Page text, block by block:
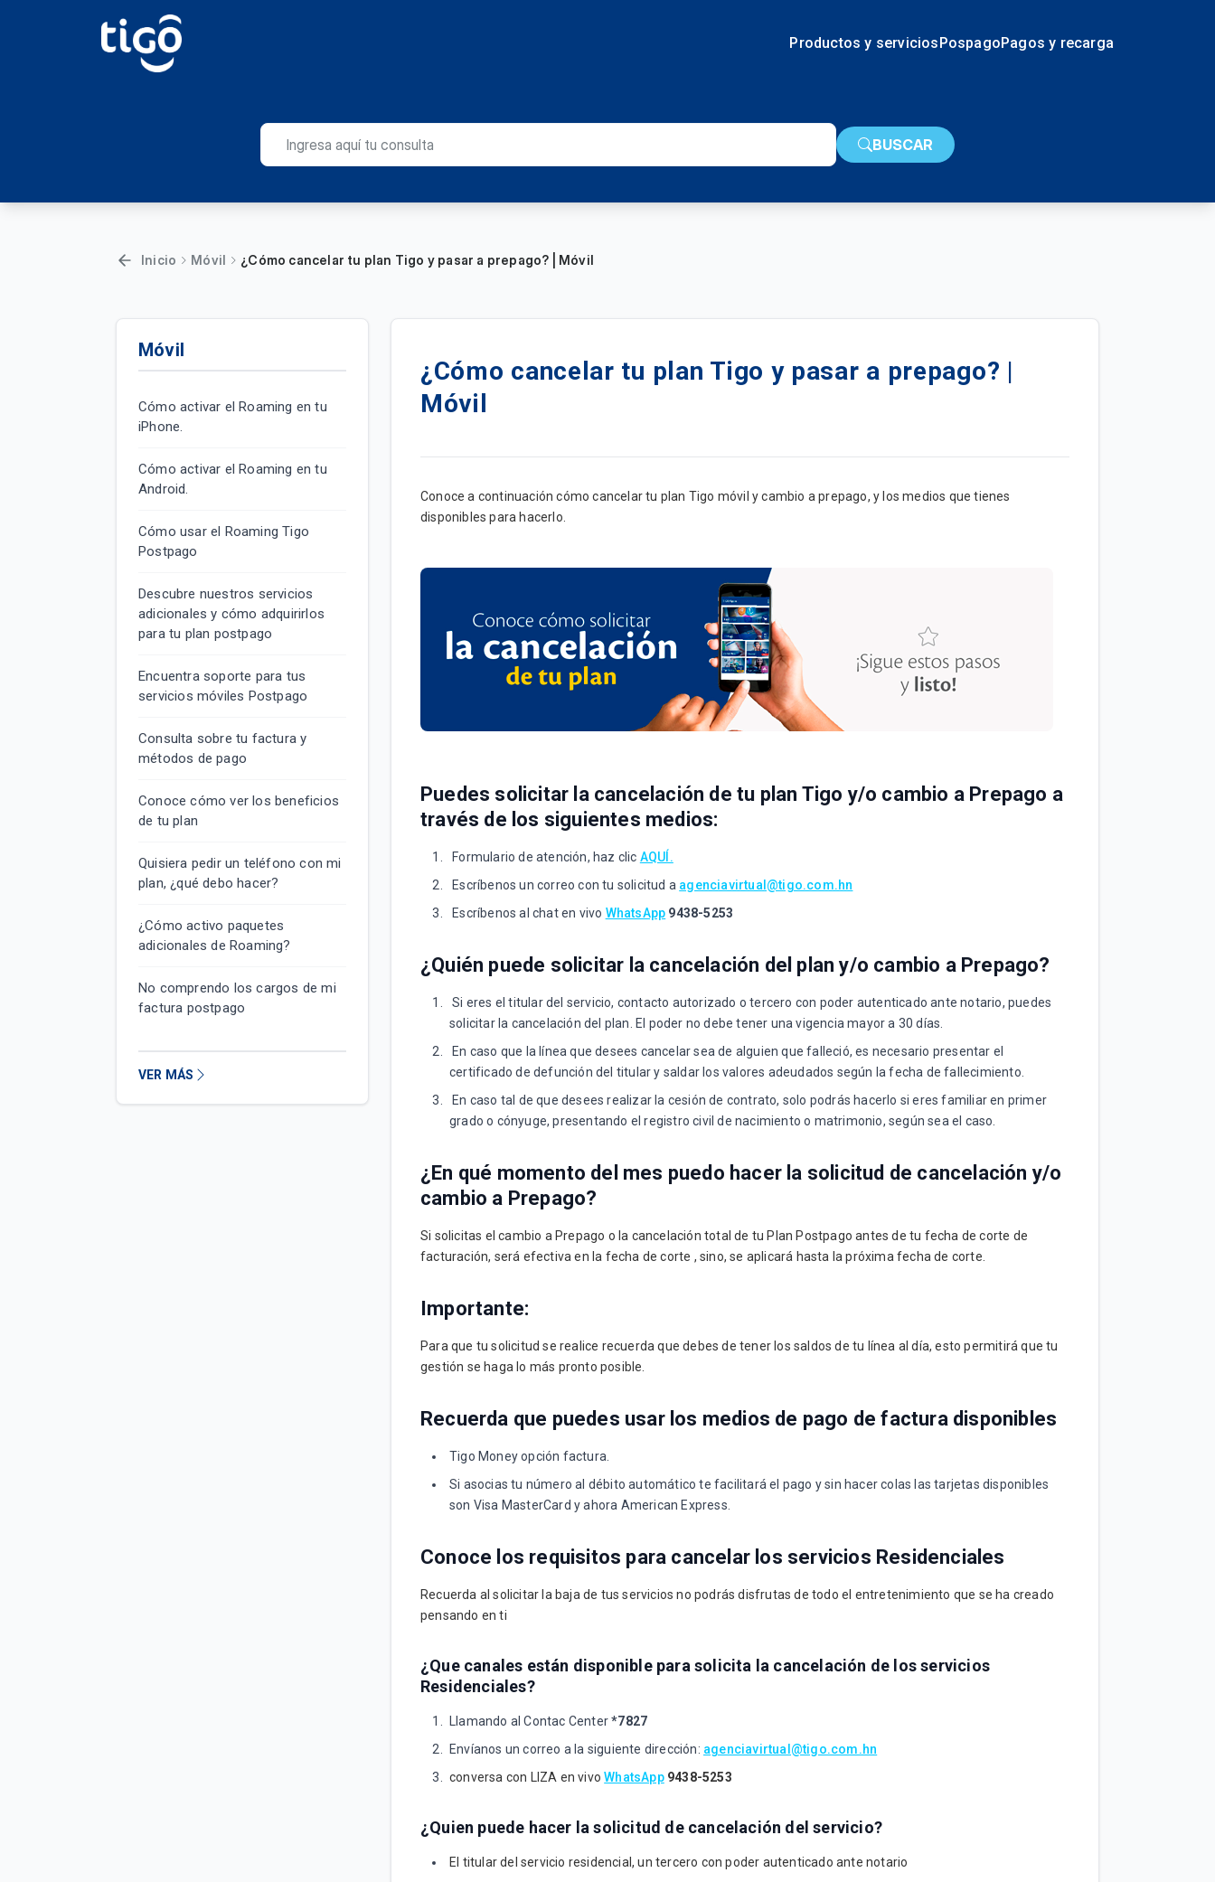
Productos y serviciosPospagoPagos y recarga
BUSCAR
Inicio Móvil ¿Cómo cancelar tu plan Tigo y pasar a prepago? | Móvil
Móvil
Cómo activar el Roaming en tu
iPhone.
Cómo activar el Roaming en tu
Android.
Cómo usar el Roaming Tigo
Postpago
Descubre nuestros servicios
adicionales y cómo adquirirlos
para tu plan postpago
Encuentra soporte para tus
servicios móviles Postpago
Consulta sobre tu factura y
métodos de pago
Conoce cómo ver los beneficios
de tu plan
Quisiera pedir un teléfono con mi
plan, ¿qué debo hacer?
¿Cómo activo paquetes
adicionales de Roaming?
No comprendo los cargos de mi
factura postpago
VER MÁS
¿Cómo cancelar tu plan Tigo y pasar a prepago? |
Móvil
Conoce a continuación cómo cancelar tu plan Tigo móvil y cambio a prepago, y los medios que tienes
disponibles para hacerlo.
Puedes solicitar la cancelación de tu plan Tigo y/o cambio a Prepago a
través de los siguientes medios:
Formulario de atención, haz clic AQUÍ.
Escríbenos un correo con tu solicitud a agenciavirtual@tigo.com.hn
Escríbenos al chat en vivo WhatsApp 9438-5253
¿Quién puede solicitar la cancelación del plan y/o cambio a Prepago?
Si eres el titular del servicio, contacto autorizado o tercero con poder autenticado ante notario, puedes
solicitar la cancelación del plan. El poder no debe tener una vigencia mayor a 30 días.
En caso que la línea que desees cancelar sea de alguien que falleció, es necesario presentar el
certificado de defunción del titular y saldar los valores adeudados según la fecha de fallecimiento.
En caso tal de que desees realizar la cesión de contrato, solo podrás hacerlo si eres familiar en primer
grado o cónyuge, presentando el registro civil de nacimiento o matrimonio, según sea el caso.
¿En qué momento del mes puedo hacer la solicitud de cancelación y/o
cambio a Prepago?
Si solicitas el cambio a Prepago o la cancelación total de tu Plan Postpago antes de tu fecha de corte de
facturación, será efectiva en la fecha de corte , sino, se aplicará hasta la próxima fecha de corte.
Importante:
Para que tu solicitud se realice recuerda que debes de tener los saldos de tu línea al día, esto permitirá que tu
gestión se haga lo más pronto posible.
Recuerda que puedes usar los medios de pago de factura disponibles
Tigo Money opción factura.
Si asocias tu número al débito automático te facilitará el pago y sin hacer colas las tarjetas disponibles
son Visa MasterCard y ahora American Express.
Conoce los requisitos para cancelar los servicios Residenciales
Recuerda al solicitar la baja de tus servicios no podrás disfrutas de todo el entretenimiento que se ha creado
pensando en ti
¿Que canales están disponible para solicita la cancelación de los servicios
Residenciales?
Llamando al Contac Center*7827
Envíanos un correo a la siguiente dirección: agenciavirtual@tigo.com.hn
conversa con LIZA en vivo WhatsApp 9438-5253
¿Quien puede hacer la solicitud de cancelación del servicio?
El titular del servicio residencial, un tercero con poder autenticado ante notario